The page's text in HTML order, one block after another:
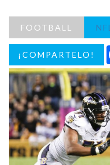
FOOTBALL NFL
¡COMPARTELO!